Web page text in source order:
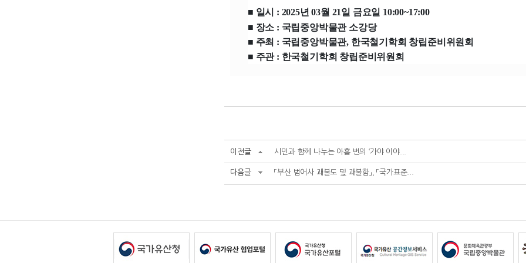
■ 일시 : 2025년 03월 21일 금요일 10:00~17:00
■ 장소 : 국립중앙박물관 소강당
■ 주최 : 국립중앙박물관, 한국철기학회 창립준비위원회
■ 주관 : 한국철기학회 창립준비위원회
이전글 시민과 함께 나누는 아홉 번의 ‘가야 이야...
다음글 「부산 범어사 괘불도 및 괘불함」, 「국가표준...